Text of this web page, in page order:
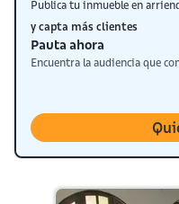
Publica tu inmueble en
y capta más clientes
Pauta ahora
Encuentra la audiencia que